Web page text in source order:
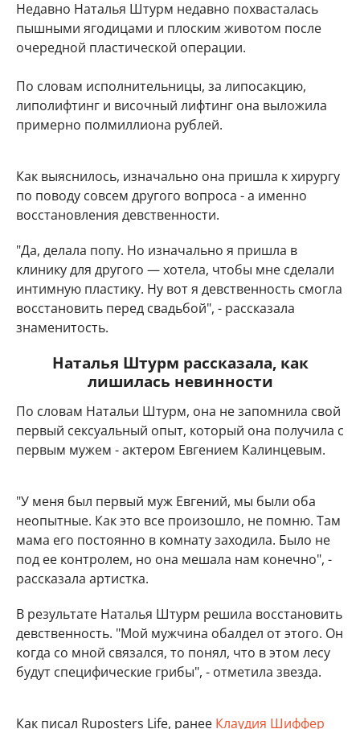
Недавно Наталья Штурм недавно похвасталась
пышными ягодицами и плоским животом после
очередной пластической операции.
По словам исполнительницы, за липосакцию,
липолифтинг и височный лифтинг она выложила
примерно полмиллиона рублей.
Как выяснилось, изначально она пришла к хирургу
по поводу совсем другого вопроса - а именно
восстановления девственности.
"Да, делала попу. Но изначально я пришла в
клинику для другого — хотела, чтобы мне сделали
интимную пластику. Ну вот я девственность смогла
восстановить перед свадьбой", - рассказала
знаменитость.
Наталья Штурм рассказала, как
лишилась невинности
По словам Натальи Штурм, она не запомнила свой
первый сексуальный опыт, который она получила с
первым мужем - актером Евгением Калинцевым.
"У меня был первый муж Евгений, мы были оба
неопытные. Как это все произошло, не помню. Там
мама его постоянно в комнату заходила. Было не
под ее контролем, но она мешала нам конечно", -
рассказала артистка.
В результате Наталья Штурм решила восстановить
девственность. "Мой мужчина обалдел от этого. Он
когда со мной связался, то понял, что в этом лесу
будут специфические грибы", - отметила звезда.
Как писал Ruposters Life, ранее Клаудия Шиффер